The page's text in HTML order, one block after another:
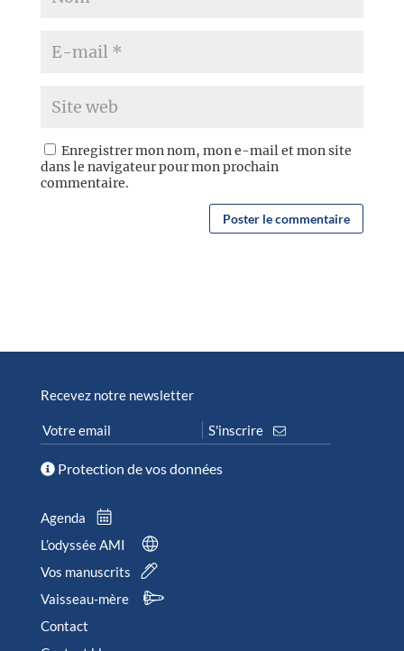
Enregistrer mon nom, mon e-mail et mon site
dans le navigateur pour mon prochain
commentaire.
Recevez notre newsletter
Protection de vos données
Agenda
L’odyssée AMI
Vos manuscrits
Vaisseau-mère
Contact